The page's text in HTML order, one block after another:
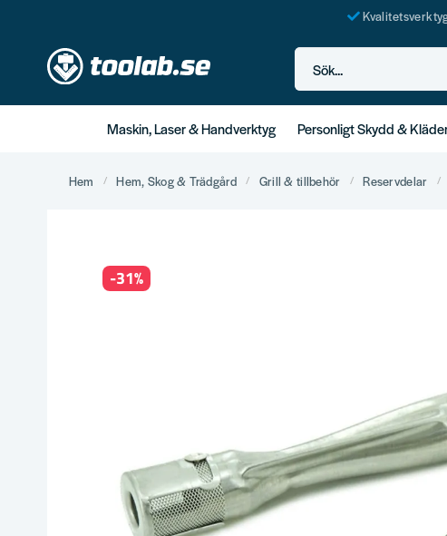
Sök...
Maskin, Laser & Handverktyg Personligt Skydd &
Hem Hem, Skog & Trädgård Grill & tillbehör Reservdelar
-31%